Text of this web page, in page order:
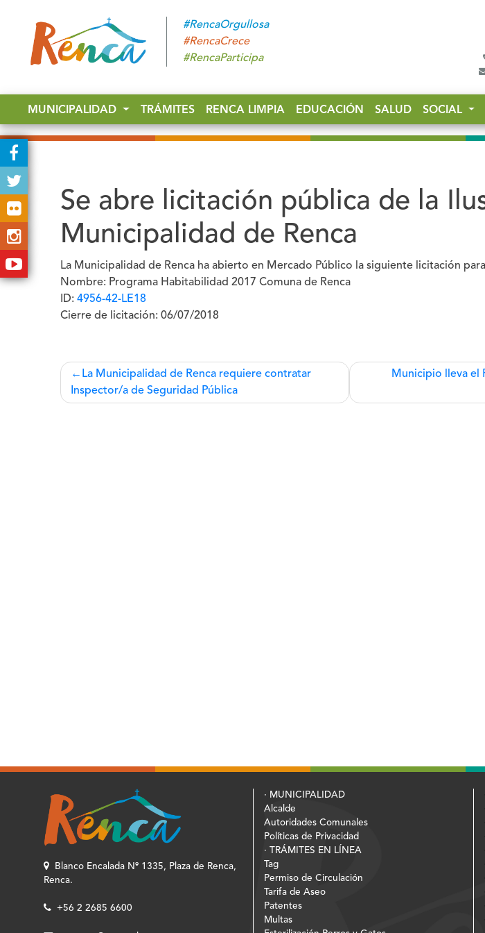
#RencaOrgullosa
#RencaCrece
#RencaParticipa
MUNICIPALIDAD TRÁMITES RENCA LIMPIA EDUCACIÓN SALUD SOCIAL
Se abre licitación pública de la
Municipalidad de Renca
La Municipalidad de Renca ha abierto en Mercado Público la siguiente licitación
Nombre: Programa Habitabilidad 2017 Comuna de Renca
ID: 4956-42-LE18
Cierre de licitación: 06/07/2018
Navegación
de
La Municipalidad de Renca requiere contratar
Inspector/a de Seguridad Pública
Municipio lleva el
Blanco Encalada Nº 1335, Plaza de Renca,
Renca.
+56 2 2685 6600
· MUNICIPALIDAD
Alcalde
Autoridades Comunales
Políticas de Privacidad
· TRÁMITES EN LÍNEA
Tag
Permiso de Circulación
Tarifa de Aseo
Patentes
Multas